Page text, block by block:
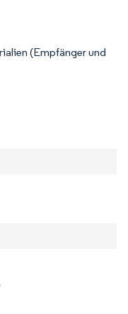
(Empfänger und